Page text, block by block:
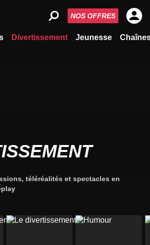
Divertissement Jeunesse
NOS OFFRES
téléréalités et spectacles en